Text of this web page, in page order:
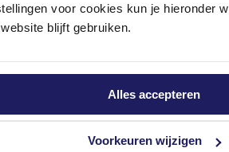
voor cookies kun je hieronder
blijft gebruiken.
Alles accepteren
Voorkeuren wijzigen